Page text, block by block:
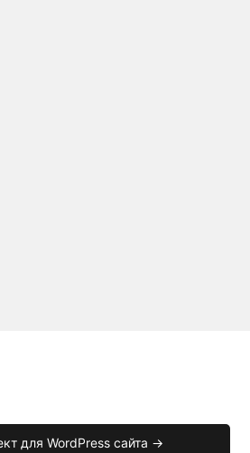
для WordPress сайта →